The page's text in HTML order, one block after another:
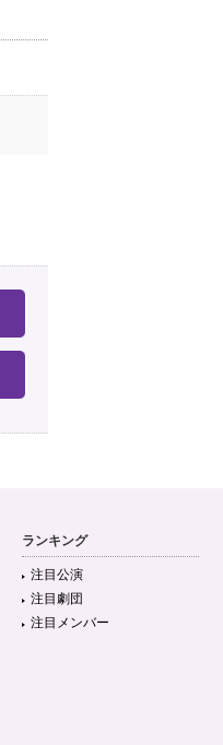
ランキング
注目公演
注目劇団
注目メンバー